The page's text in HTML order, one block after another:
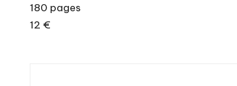
180 pages
12 €